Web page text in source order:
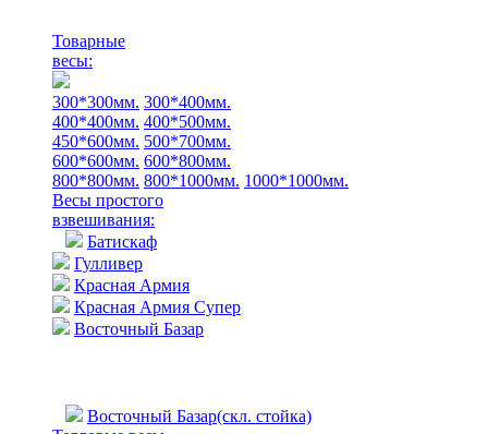
Товарные
весы:
300*300мм. 300*400мм.
400*400мм. 400*500мм.
450*600мм. 500*700мм.
600*600мм. 600*800мм.
800*800мм. 800*1000мм. 1000*1000мм.
Весы простого
взвешивания:
Батискаф
Гулливер
Красная Армия
Красная Армия Супер
Восточный Базар
Восточный Базар(скл. стойка)